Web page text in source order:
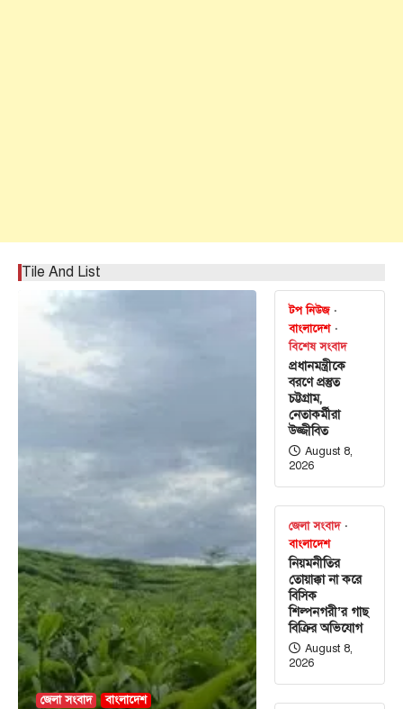
Tile And List
জেলা সংবাদ বাংলাদেশ
টপ নিউজ
বাংলাদেশ
বিশেষ সংবাদ
প্রধানমন্ত্রীকে
বরণে প্রস্তুত
চট্টগ্রাম,
নেতাকর্মীরা
উজ্জীবিত
August 8,
2026
জেলা সংবাদ
বাংলাদেশ
নিয়মনীতির
তোয়াক্কা না করে
বিসিক
শিল্পনগরী’র গাছ
বিক্রির অভিযোগ
August 8,
2026